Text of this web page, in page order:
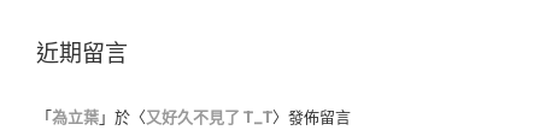
近期留言
「 為立葉 」於〈又好久不見了 T_T〉發佈留言